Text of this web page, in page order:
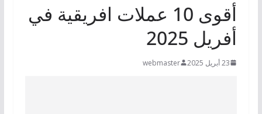
أقوى 10 عملات افريقية في
أفريل 2025
23 أبريل 2025 webmaster